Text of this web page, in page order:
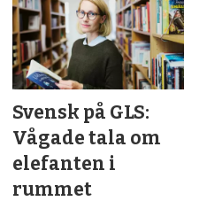
Svensk på GLS:
Vågade tala om
elefanten i
rummet